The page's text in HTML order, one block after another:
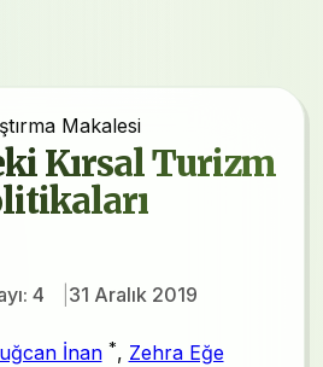
Makalesi
Kırsal Turizm
4 31 Aralık 2019
İnan *, Zehra Eğe